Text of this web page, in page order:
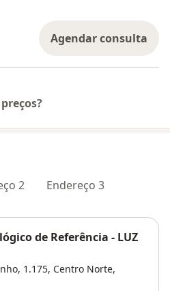
Agendar consulta
2 Endereço 3
de Referência - LUZ
1.175, Centro Norte,